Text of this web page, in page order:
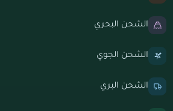
الشحن البحري
الشحن الجوي
الشحن البري